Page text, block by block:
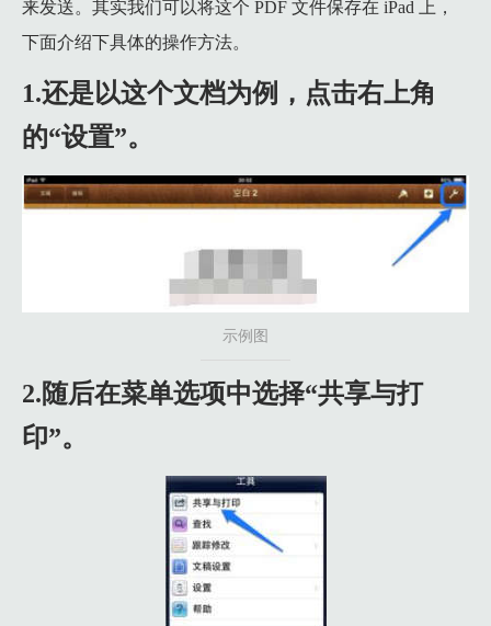
来发送。其实我们可以将这个 PDF 文件保存在 iPad 上，
下面介绍下具体的操作方法。
1.还是以这个文档为例，点击右上角
的“设置”。
示例图
2.随后在菜单选项中选择“共享与打
印”。